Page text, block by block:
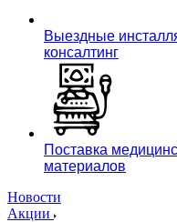
Выездные
консалтинг
Поставка
материалов
Новости
Акции